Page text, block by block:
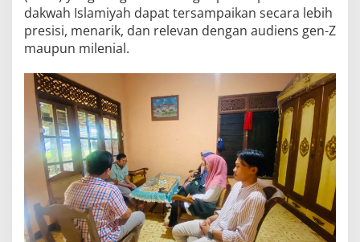
dakwah Islamiyah dapat tersampaikan secara lebih
presisi, menarik, dan relevan dengan audiens gen-Z
maupun milenial.